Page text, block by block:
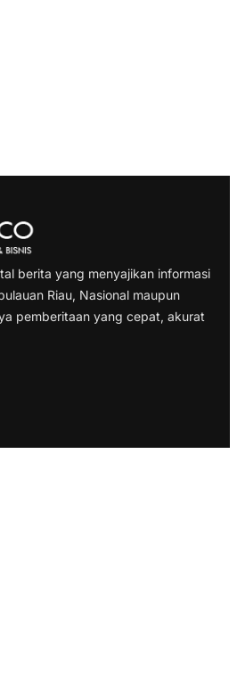
berita yang menyajikan informasi
Riau, Nasional maupun
pemberitaan yang cepat, akurat